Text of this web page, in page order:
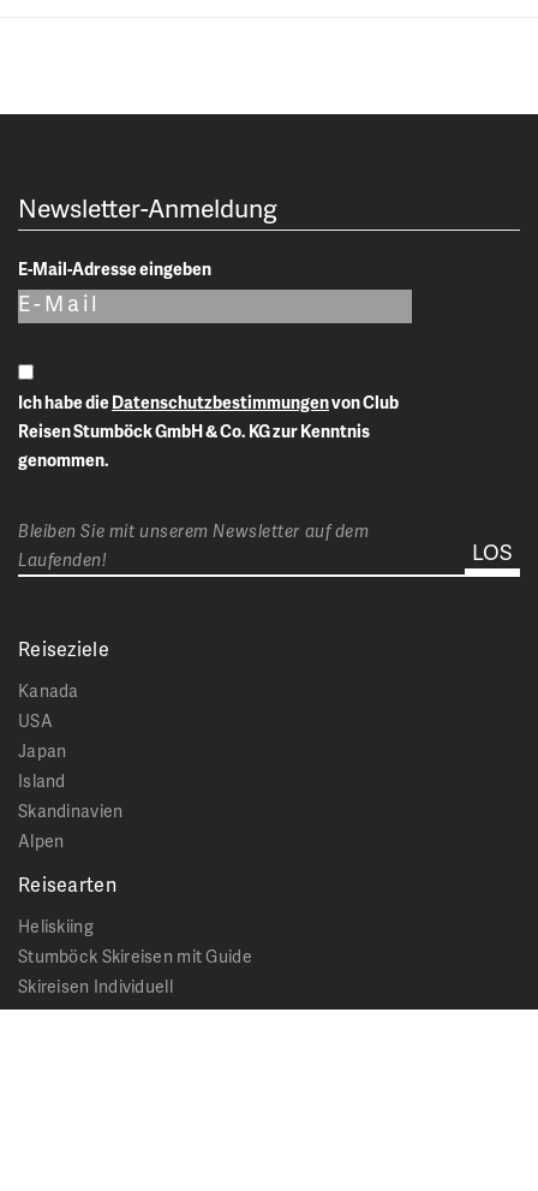
Newsletter-Anmeldung
E-Mail-Adresse eingeben
Ich habe dieDatenschutzbestimmungen
Reisen Stumböck GmbH & Co. KG zur Kenntnis
genommen.
Bleiben Sie mit unserem Newsletter auf dem
Laufenden!
Reiseziele
Kanada
USA
Japan
Island
Skandinavien
Alpen
Reisearten
Heliskiing
Stumböck Skireisen mit Guide
Skireisen Individuell
Catskiing